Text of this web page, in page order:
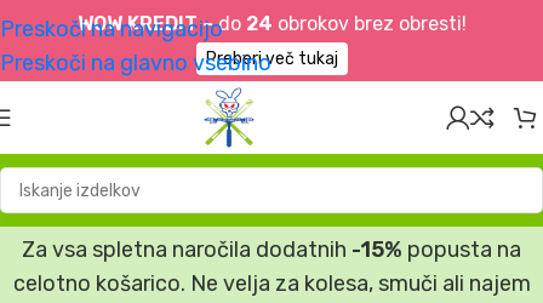
WOW KREDIT –do 24 obrokov brez obresti!
Preberi več tukaj
Preskoči na navigacijo
Preskoči na glavno vsebino
Za vsa spletna naročila dodatnih -15% popusta na
celotno košarico. Ne velja za kolesa, smuči ali najem